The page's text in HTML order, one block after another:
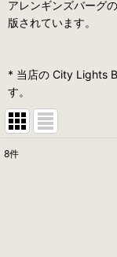
アレンギンズバーグ
版されています。
* 当店の City Lights
す。
8件